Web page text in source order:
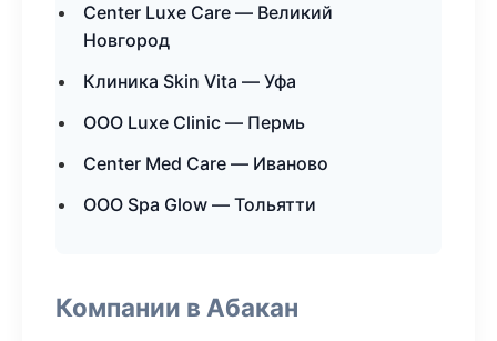
Center Luxe Care — Великий
Новгород
Клиника Skin Vita — Уфа
ООО Luxe Clinic — Пермь
Center Med Care — Иваново
ООО Spa Glow — Тольятти
Компании в Абакан